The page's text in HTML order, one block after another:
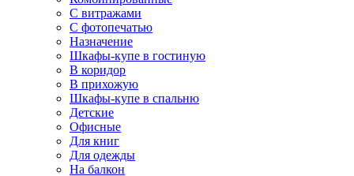
С витражами
С фотопечатью
Назначение
Шкафы-купе в гостиную
В коридор
В прихожую
Шкафы-купе в спальню
Детские
Офисные
Для книг
Для одежды
На балкон